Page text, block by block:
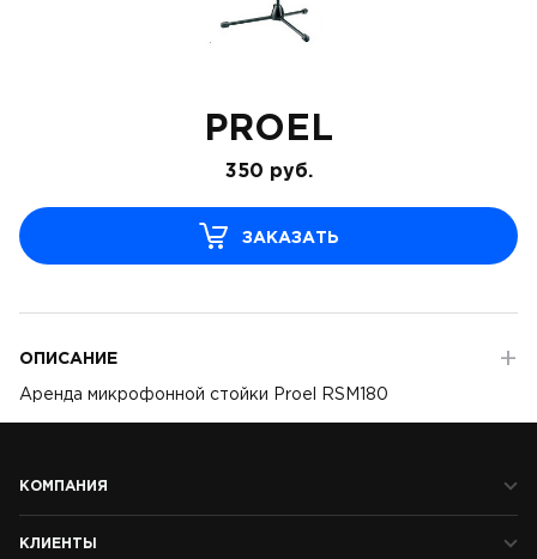
PROEL
350 руб.
ЗАКАЗАТЬ
ОПИСАНИЕ
Аренда микрофонной стойки Proel RSM180
КОМПАНИЯ
КЛИЕНТЫ